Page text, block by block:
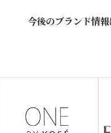
今後のブランド情報